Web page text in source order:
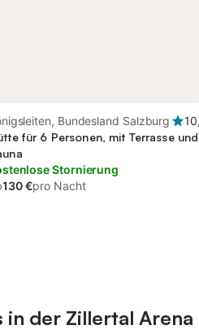
Bundesland Salzburg
für 6 Personen, mit Terrasse und
Stornierung
130 €pro Nacht
in der Zillertal Arena